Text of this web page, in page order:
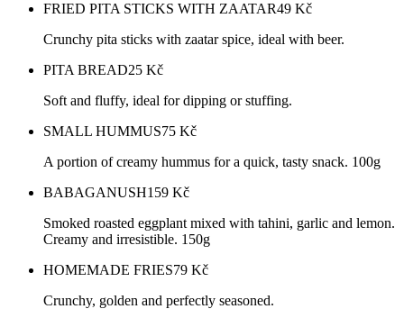
FRIED PITA STICKS WITH ZAATAR49 Kč
Crunchy pita sticks with zaatar spice, ideal with beer.
PITA BREAD25 Kč
Soft and fluffy, ideal for dipping or stuffing.
SMALL HUMMUS75 Kč
A portion of creamy hummus for a quick, tasty snack. 100g
BABAGANUSH159 Kč
Smoked roasted eggplant mixed with tahini, garlic and lemon.
Creamy and irresistible. 150g
HOMEMADE FRIES79 Kč
Crunchy, golden and perfectly seasoned.